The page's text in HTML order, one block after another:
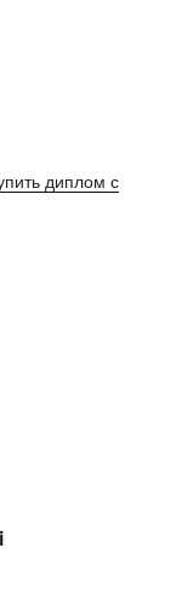
диплом с